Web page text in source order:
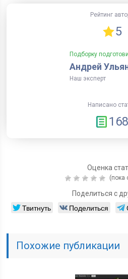
Рейтинг
5
Подборку
Андрей
Наш эксперт
Написано
168
Оценка
(пока
Поделиться с
Твитнуть Поделиться
Похожие публикации